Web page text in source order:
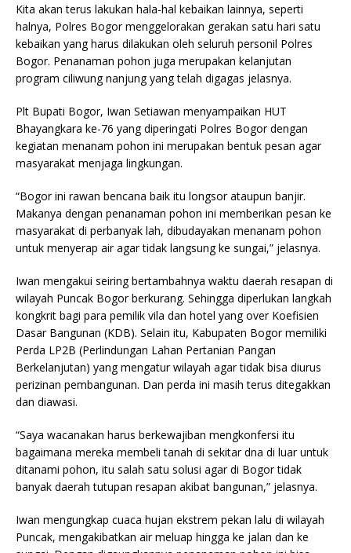
Kita akan terus lakukan hala-hal kebaikan lainnya, seperti
halnya, Polres Bogor menggelorakan gerakan satu hari satu
kebaikan yang harus dilakukan oleh seluruh personil Polres
Bogor. Penanaman pohon juga merupakan kelanjutan
program ciliwung nanjung yang telah digagas jelasnya.
Plt Bupati Bogor, Iwan Setiawan menyampaikan HUT
Bhayangkara ke-76 yang diperingati Polres Bogor dengan
kegiatan menanam pohon ini merupakan bentuk pesan agar
masyarakat menjaga lingkungan.
“Bogor ini rawan bencana baik itu longsor ataupun banjir.
Makanya dengan penanaman pohon ini memberikan pesan ke
masyarakat di perbanyak lah, dibudayakan menanam pohon
untuk menyerap air agar tidak langsung ke sungai,” jelasnya.
Iwan mengakui seiring bertambahnya waktu daerah resapan di
wilayah Puncak Bogor berkurang. Sehingga diperlukan langkah
kongkrit bagi para pemilik vila dan hotel yang over Koefisien
Dasar Bangunan (KDB). Selain itu, Kabupaten Bogor memiliki
Perda LP2B (Perlindungan Lahan Pertanian Pangan
Berkelanjutan) yang mengatur wilayah agar tidak bisa diurus
perizinan pembangunan. Dan perda ini masih terus ditegakkan
dan diawasi.
“Saya wacanakan harus berkewajiban mengkonfersi itu
bagaimana mereka membeli tanah di sekitar dna di luar untuk
ditanami pohon, itu salah satu solusi agar di Bogor tidak
banyak daerah tutupan resapan akibat bangunan,” jelasnya.
Iwan mengungkap cuaca hujan ekstrem pekan lalu di wilayah
Puncak, mengakibatkan air meluap hingga ke jalan dan ke